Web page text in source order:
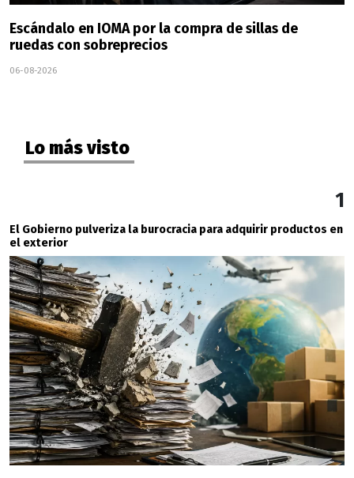
Escándalo en IOMA por la compra de sillas de
ruedas con sobreprecios
06-08-2026
Lo más visto
1
El Gobierno pulveriza la burocracia para adquirir productos en
el exterior